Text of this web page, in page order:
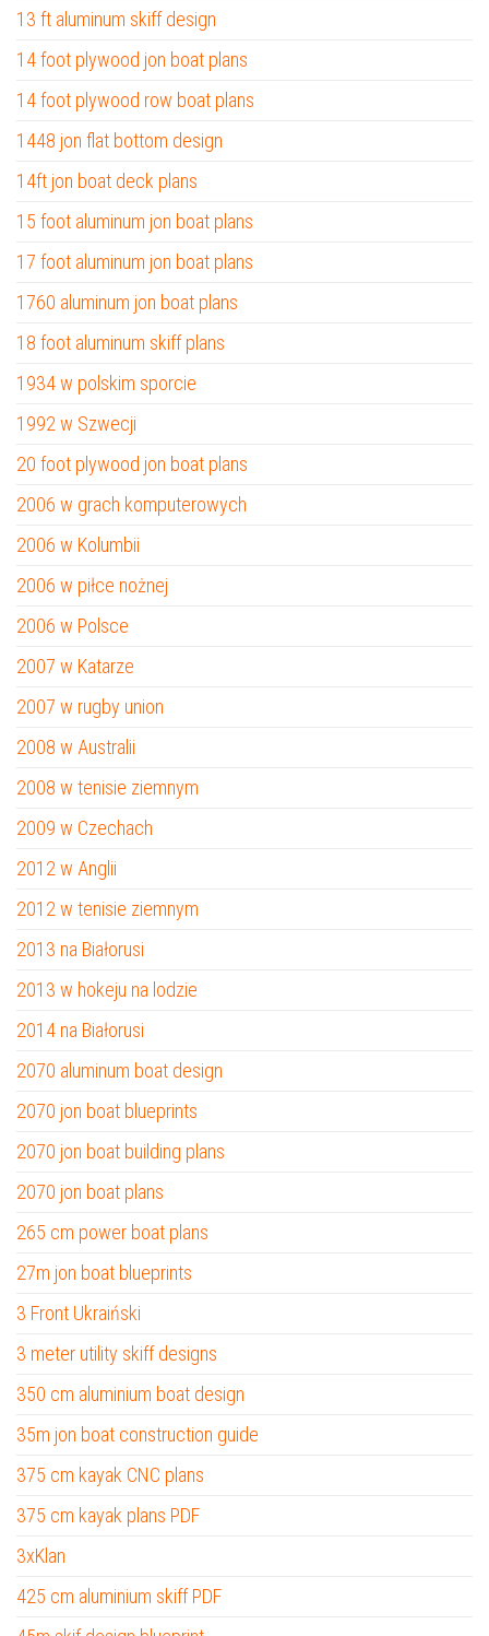
13 ft aluminum skiff design
14 foot plywood jon boat plans
14 foot plywood row boat plans
1448 jon flat bottom design
14ft jon boat deck plans
15 foot aluminum jon boat plans
17 foot aluminum jon boat plans
1760 aluminum jon boat plans
18 foot aluminum skiff plans
1934 w polskim sporcie
1992 w Szwecji
20 foot plywood jon boat plans
2006 w grach komputerowych
2006 w Kolumbii
2006 w piłce nożnej
2006 w Polsce
2007 w Katarze
2007 w rugby union
2008 w Australii
2008 w tenisie ziemnym
2009 w Czechach
2012 w Anglii
2012 w tenisie ziemnym
2013 na Białorusi
2013 w hokeju na lodzie
2014 na Białorusi
2070 aluminum boat design
2070 jon boat blueprints
2070 jon boat building plans
2070 jon boat plans
265 cm power boat plans
27m jon boat blueprints
3 Front Ukraiński
3 meter utility skiff designs
350 cm aluminium boat design
35m jon boat construction guide
375 cm kayak CNC plans
375 cm kayak plans PDF
3xKlan
425 cm aluminium skiff PDF